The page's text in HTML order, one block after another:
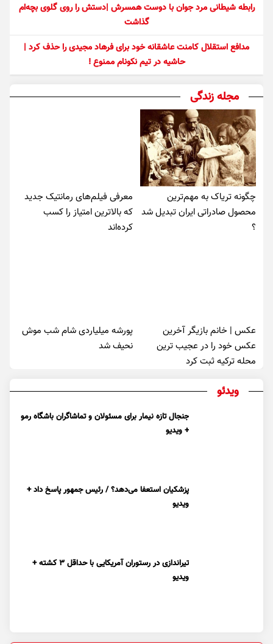
رابطه شیطانی مرد جوان با دوست همسرش |دستش را روی گلوی بچه‌ام
گذاشت
مدافع استقلال کامنت عاشقانه خود برای فرهاد مجیدی را حذف کرد |
حاشیه در تیم نکونام ممنوع !
مجله زندگی
چگونه تریاک به مهم‌ترین
محصول صادراتی ایران تبدیل شد
؟
معرفی فیلم‌های رمانتیک جدید
که بالاترین امتیاز را کسب
کرده‌اند
عکس | خانم بازیگر آخرین
عکس خود را در عجیب ترین
محله ترکیه ثبت کرد
پورشه میلیاردی شام شب موش‌
نحیف شد
ویدئو
جنجال تازه نیمار برای مسئولان و تماشاگران باشگاه رمو
+ ویدیو
پزشکیان استعفا می‌دهد؟ / رئیس جمهور پاسخ داد +
ویدیو
تیراندازی در رستوران آمریکایی با حداقل ۳ کشته +
ویدیو